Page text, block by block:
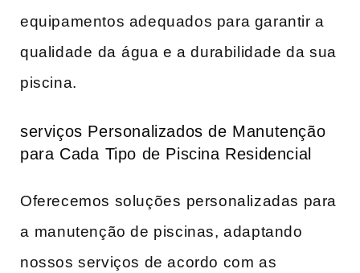
equipamentos adequados para garantir a
qualidade ⁣da⁣ água e a durabilidade da sua
piscina.
serviços Personalizados de Manutenção
para Cada⁢ Tipo de Piscina Residencial
Oferecemos soluções⁤ personalizadas para
a⁢ manutenção de piscinas, adaptando
nossos serviços de acordo com as